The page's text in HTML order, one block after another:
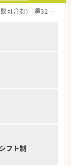
さい！
たい方を求めま
をお持ちの方で、
歓迎します。
し、現在は全国に
企業です。
健康機器を導入し
、自己資本比率
有します。
時半から13時半と
。
導入など業務効率
度です。
可含む) 週32h以上
フト制